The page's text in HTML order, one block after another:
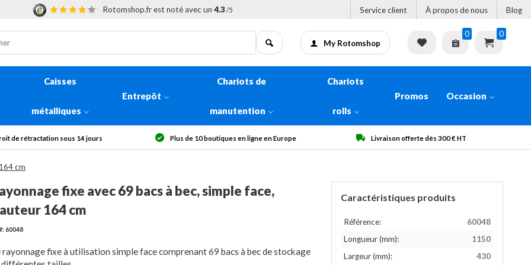
Rotomshop.fr est noté avec un 4.3 /5 Service client À propos de nous Blog
My Rotomshop
0 0
Caisses
métalliques
Entrepôt
Chariots de
manutention
Chariots
rolls
Promos Occasion
Plus de 10 boutiques en ligne en Europe Livraison offerte dès 300 € HT Qualité garantie
cm
fixe avec 69 bacs à bec, simple face,
164 cm
60048
rayonnage fixe à utilisation simple face comprenant 69 bacs à bec de stockage
Caractéristiques produits
Référence:
60048
Longueur (mm):
1150
Largeur (mm):
430